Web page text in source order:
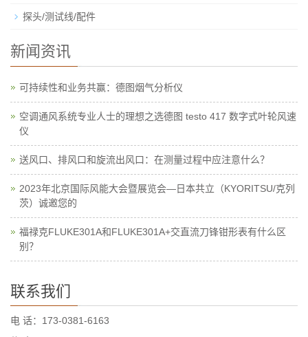
探头/测试线/配件
新闻资讯
可持续性和业务共赢：德图烟气分析仪
空调通风系统专业人士的理想之选德图 testo 417 数字式叶轮风速
仪
送风口、排风口和旋流出风口：在测量过程中应注意什么？
2023年北京国际风能大会暨展览会—日本共立（KYORITSU/克列
茨）诚邀您的
福禄克FLUKE301A和FLUKE301A+交直流刀锋钳形表有什么区
别？
联系我们
电 话：173-0381-6163